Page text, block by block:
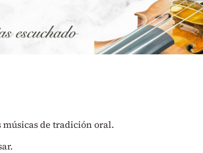
de tradición oral.